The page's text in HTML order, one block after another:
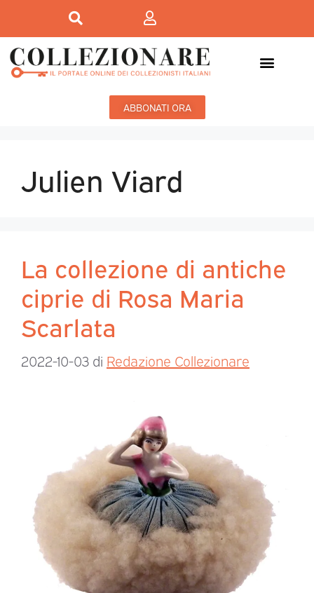
ABBONATI ORA
Julien Viard
La collezione di antiche
ciprie di Rosa Maria
Scarlata
2022-10-03 di Redazione Collezionare